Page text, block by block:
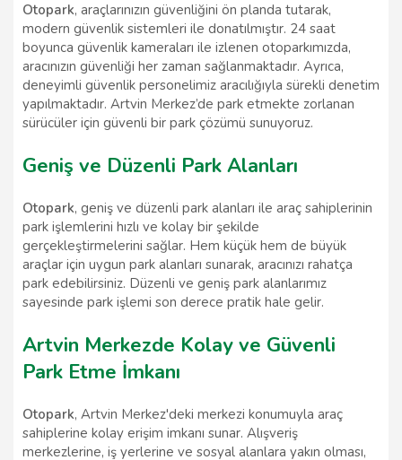
Otopark, araçlarınızın güvenliğini ön planda tutarak,
modern güvenlik sistemleri ile donatılmıştır. 24 saat
boyunca güvenlik kameraları ile izlenen otoparkımızda,
aracınızın güvenliği her zaman sağlanmaktadır. Ayrıca,
deneyimli güvenlik personelimiz aracılığıyla sürekli denetim
yapılmaktadır. Artvin Merkez’de park etmekte zorlanan
sürücüler için güvenli bir park çözümü sunuyoruz.
Geniş ve Düzenli Park Alanları
Otopark, geniş ve düzenli park alanları ile araç sahiplerinin
park işlemlerini hızlı ve kolay bir şekilde
gerçekleştirmelerini sağlar. Hem küçük hem de büyük
araçlar için uygun park alanları sunarak, aracınızı rahatça
park edebilirsiniz. Düzenli ve geniş park alanlarımız
sayesinde park işlemi son derece pratik hale gelir.
Artvin Merkezde Kolay ve Güvenli
Park Etme İmkanı
Otopark, Artvin Merkez'deki merkezi konumuyla araç
sahiplerine kolay erişim imkanı sunar. Alışveriş
merkezlerine, iş yerlerine ve sosyal alanlara yakın olması,